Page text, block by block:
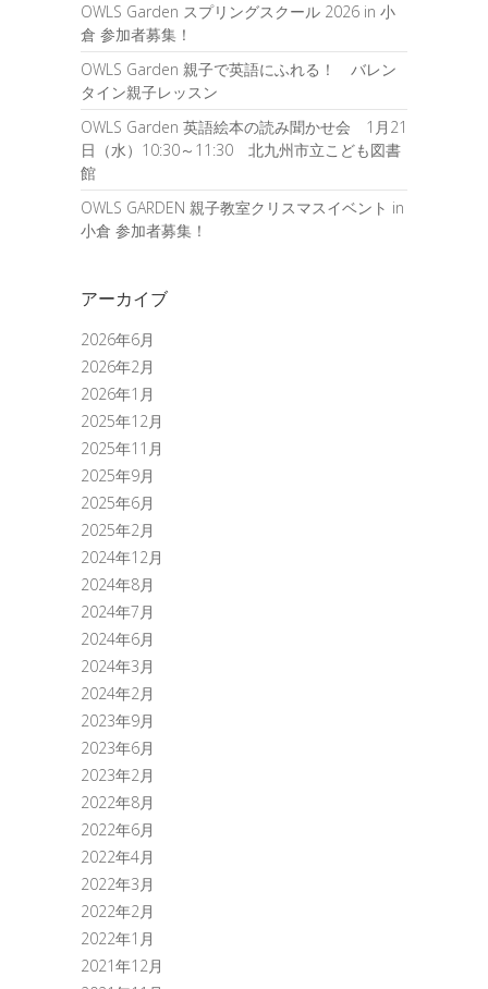
OWLS Garden スプリングスクール 2026 in 小
倉 参加者募集！
OWLS Garden 親子で英語にふれる！ バレン
タイン親子レッスン
OWLS Garden 英語絵本の読み聞かせ会 1月21
日（水）10:30～11:30 北九州市立こども図書
館
OWLS GARDEN 親子教室クリスマスイベント in
小倉 参加者募集！
アーカイブ
2026年6月
2026年2月
2026年1月
2025年12月
2025年11月
2025年9月
2025年6月
2025年2月
2024年12月
2024年8月
2024年7月
2024年6月
2024年3月
2024年2月
2023年9月
2023年6月
2023年2月
2022年8月
2022年6月
2022年4月
2022年3月
2022年2月
2022年1月
2021年12月